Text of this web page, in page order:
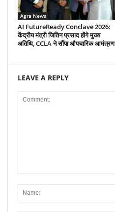
Agra News
AI FutureReady Conclave 2026:
केंद्रीय मंत्री जितिन प्रसाद होंगे मुख्य
अतिथि, CCLA ने सौंपा औपचारिक आमंत्रण
LEAVE A REPLY